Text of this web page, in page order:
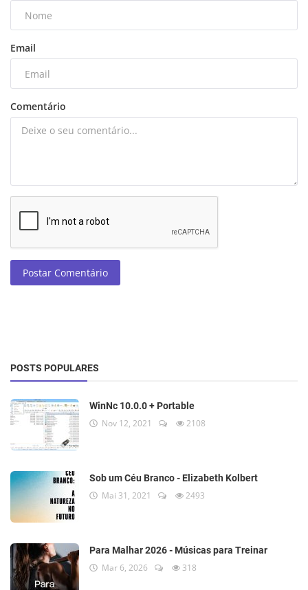
Email
Comentário
Postar Comentário
POSTS POPULARES
WinNc 10.0.0 + Portable
Nov 12, 2021 2108
Sob um Céu Branco - Elizabeth Kolbert
Mai 31, 2021 2493
Para Malhar 2026 - Músicas para Treinar
Mar 6, 2026 318